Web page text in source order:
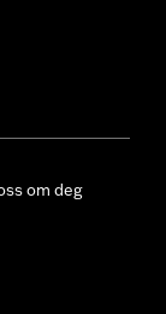
om deg